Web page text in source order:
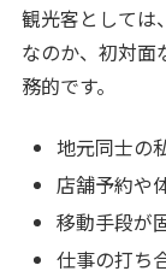
観光客としては
なのか、初対面
務的です。
地元同士の
店舗予約や
移動手段が
仕事の打ち